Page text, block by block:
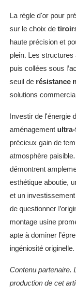
La règle d'or pour
sur le choix de
haute précision et
plein. Les
puis collées sous
seuil de résistance
solutions
Investir de l'énergie
aménagement
précieux gain de
atmosphère
démontrent
esthétique aboutie,
et un
de questionner
montage usine
apte à dominer
ingéniosité originelle.
Contenu partenaire.
production de cet